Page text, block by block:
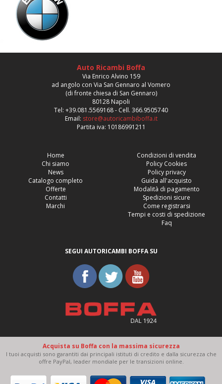
Auto Ricambi Boffa
Via Enrico Alvino 159
ad angolo con Via San Gennaro al Vomero
(di fronte chiesa di San Gennaro)
80128 Napoli
Tel: +39.081.5569168 - Cell. 366.9505740
Email: store@autoricambiboffa.it
Partita iva: 10186991211
Home
Chi siamo
News
Catalogo completo
Offerte
Contatti
Marchi
Condizioni di vendita
Policy Cookies
Policy privacy
Guida all'acquisto
Modalità di pagamento
Spedizioni sicure
Come registrarsi
Tempi e costi di spedizione
Faq
SEGUI AUTORICAMBI BOFFA SU
Acquista su Boffa con la massima sicurezza
I tuoi acquisti sono garantiti dai principali istituti di credito e dalla sicurezza che
offre PayPal, leader mondiale per le transizioni online.